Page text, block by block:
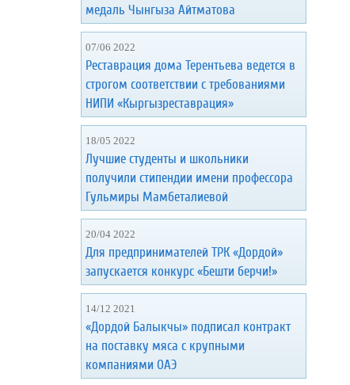
медаль Чынгыза Айтматова
07/06 2022
Реставрация дома Терентьева ведется в
строгом соответствии с требованиями
НИПИ «Кыргызреставрация»
18/05 2022
Лучшие студенты и школьники
получили стипендии имени профессора
Гульмиры Мамбеталиевой
20/04 2022
Для предпринимателей ТРК «Дордой»
запускается конкурс «Бешти берчи!»
14/12 2021
«Дордой Балыкчы» подписал контракт
на поставку мяса с крупными
компаниями ОАЭ